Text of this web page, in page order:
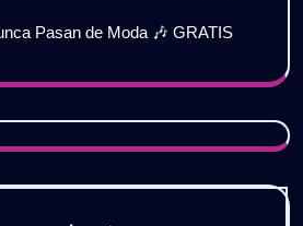
Pasan de Moda 🎶 GRATIS